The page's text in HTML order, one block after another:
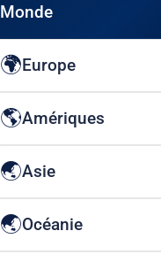
Monde
Europe
Amériques
Asie
Océanie